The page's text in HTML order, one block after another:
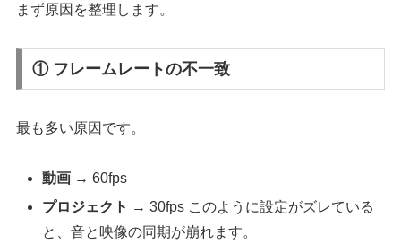
まず原因を整理します。
① フレームレートの不一致
最も多い原因です。
動画 → 60fps
プロジェクト → 30fps このように設定がズレている
と、音と映像の同期が崩れます。